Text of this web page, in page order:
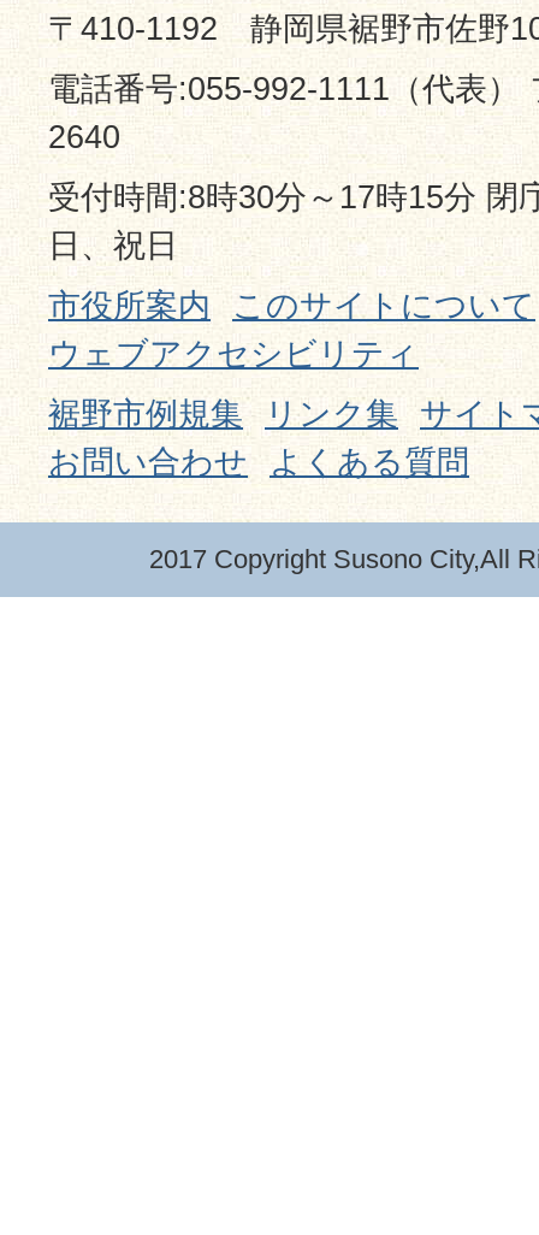
〒410-1192 静岡県裾野市佐野
電話番号:055-992-1111（代表）
2640
受付時間:8時30分～17時15分 閉
日、祝日
市役所案内
このサイトについて
ウェブアクセシビリティ
裾野市例規集
リンク集
サイト
お問い合わせ
よくある質問
2017 Copyright Susono City,All